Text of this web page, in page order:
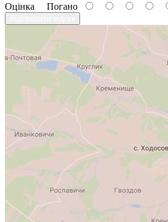
Оцінка Погано